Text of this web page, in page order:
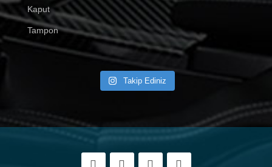
Kaput
Tampon
Takip Ediniz